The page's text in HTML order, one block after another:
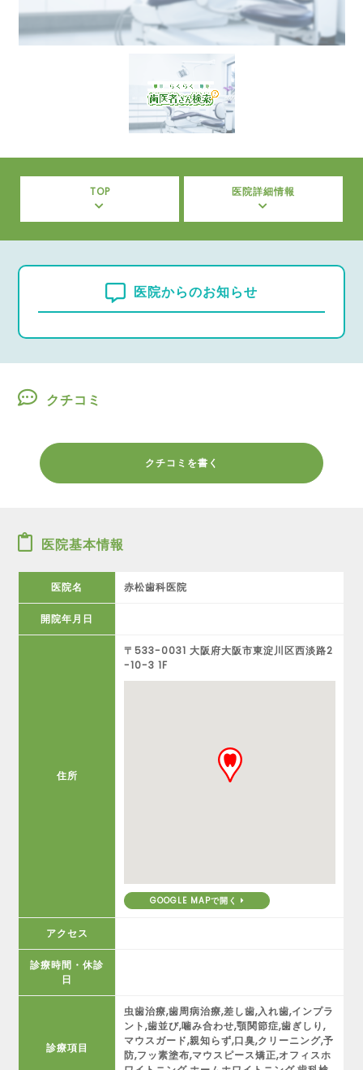
TOP 医院詳細情報
医院からのお知らせ
クチコミ
クチコミを書く
医院基本情報
医院名 赤松歯科医院
開院年月日
住所
〒533-0031 大阪府大阪市東淀川区西淡路2
-10-3 1F
GOOGLE MAPで開く
アクセス
診療時間・休診
日
診療項目
虫歯治療,歯周病治療,差し歯,入れ歯,インプラ
ント,歯並び,噛み合わせ,顎関節症,歯ぎしり,
マウスガード,親知らず,口臭,クリーニング,予
防,フッ素塗布,マウスピース矯正,オフィスホ